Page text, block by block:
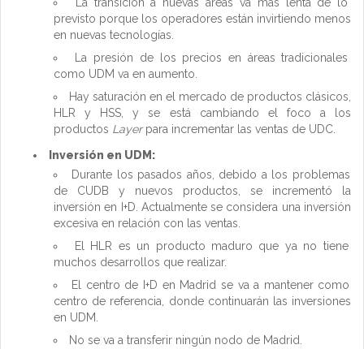
La transición a nuevas áreas va más lenta de lo
previsto porque los operadores están invirtiendo menos
en nuevas tecnologías.
La presión de los precios en áreas tradicionales
como UDM va en aumento.
Hay saturación en el mercado de productos clásicos,
HLR y HSS, y se está cambiando el foco a los
productos Layerpara incrementar las ventas de UDC.
Inversión en UDM:
Durante los pasados años, debido a los problemas
de CUDB y nuevos productos, se incrementó la
inversión en I+D. Actualmente se considera una inversión
excesiva en relación con las ventas.
El HLR es un producto maduro que ya no tiene
muchos desarrollos que realizar.
El centro de I+D en Madrid se va a mantener como
centro de referencia, donde continuarán las inversiones
en UDM.
No se va a transferir ningún nodo de Madrid.